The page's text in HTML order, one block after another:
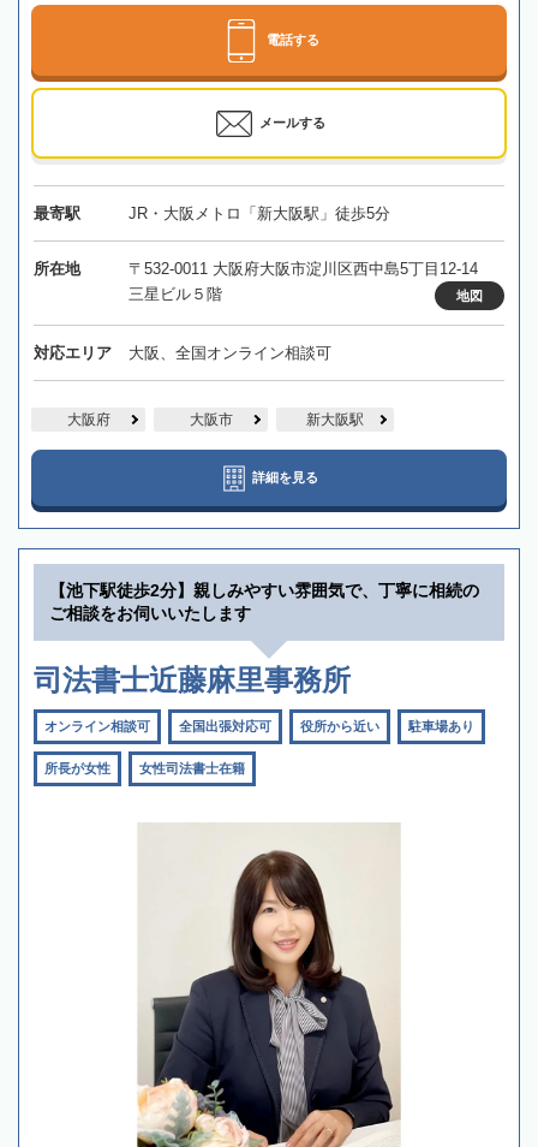
電話する
メールする
最寄駅 JR・大阪メトロ「新大阪駅」徒歩5分
所在地
〒532-0011 大阪府大阪市淀川区西中島5丁目12-14
三星ビル５階
地図
対応エリア 大阪、全国オンライン相談可
大阪府 大阪市 新大阪駅
詳細を見る
【池下駅徒歩2分】親しみやすい雰囲気で、丁寧に相続の
ご相談をお伺いいたします
司法書士近藤麻里事務所
オンライン相談可 全国出張対応可 役所から近い 駐車場あり
所長が女性 女性司法書士在籍